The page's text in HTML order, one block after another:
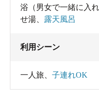
浴（男女で一緒に入れ
せ湯
露天風呂
利用シーン
一人旅 子連れOK